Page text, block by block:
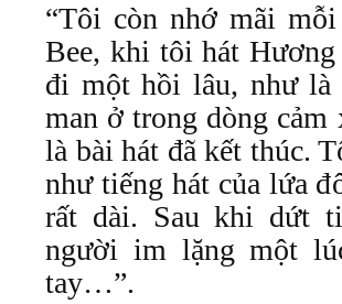
“Tôi còn nhớ mãi
Bee, khi tôi hát
đi một hồi lâu, như là
man ở trong dòng cảm
là bài hát đã kết thúc.
như tiếng hát của lứa
rất dài. Sau khi dứt
người im lặng một
tay…”.